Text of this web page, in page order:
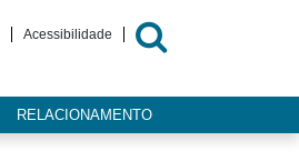
Acessibilidade
RELACIONAMENTO